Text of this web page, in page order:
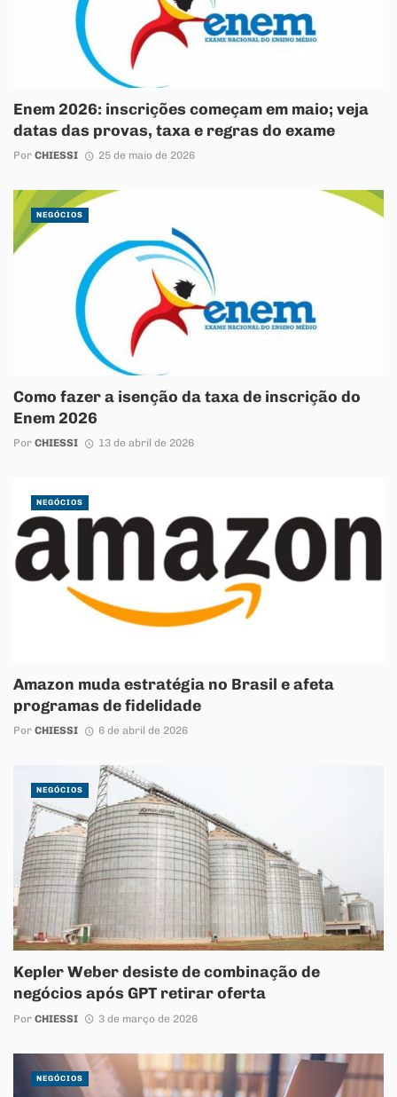
Enem 2026: inscrições começam em maio; veja
datas das provas, taxa e regras do exame
Por CHIESSI 25 de maio de 2026
Como fazer a isenção da taxa de inscrição do
Enem 2026
Por CHIESSI 13 de abril de 2026
NEGÓCIOS
Amazon muda estratégia no Brasil e afeta
programas de fidelidade
Por CHIESSI 6 de abril de 2026
NEGÓCIOS
Kepler Weber desiste de combinação de
negócios após GPT retirar oferta
Por CHIESSI 3 de março de 2026
NEGÓCIOS
NEGÓCIOS